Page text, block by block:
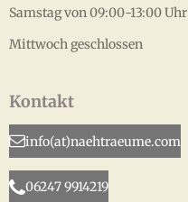
Samstag von 09:00-13:00 Uhr
Mittwoch geschlossen
Kontakt
info(at)naehtraeume.com
06247 9914219